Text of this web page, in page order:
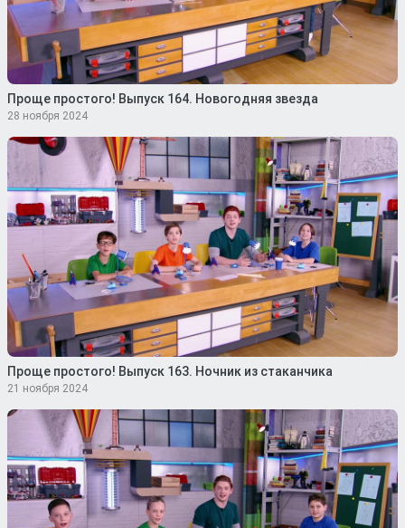
Проще простого! Выпуск 164. Новогодняя звезда
28 ноября 2024
Проще простого! Выпуск 163. Ночник из стаканчика
21 ноября 2024